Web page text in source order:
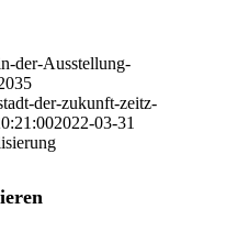
der-Ausstellung-
der-zukunft-zeitz-
2022-03-31